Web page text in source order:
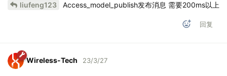
liufeng123 Access_model_publish发布消息 需要200ms以上
回复
Wireless-Tech 23/3/27